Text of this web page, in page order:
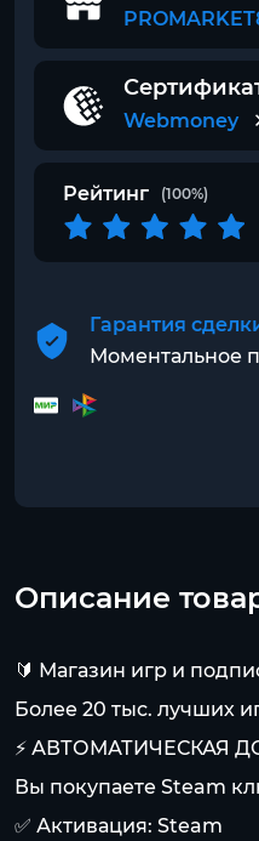
Webmoney
Рейтинг (100%)
Гарантия
Моментальное
Описание
🔰 Магазин игр и
Более 20 тыс. лучших
⚡ АВТОМАТИЧЕСКАЯ
Вы покупаете Steam
✅ Активация: Steam